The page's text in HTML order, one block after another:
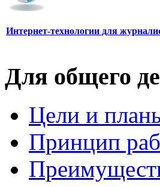
Интернет-технологии для
Для общего
Цели и
Принцип